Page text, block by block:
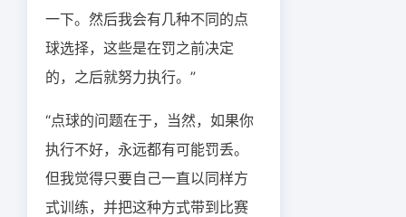
一下。然后我会有几种不同的点
球选择，这些是在罚之前决定
的，之后就努力执行。”
“点球的问题在于，当然，如果你
执行不好，永远都有可能罚丢。
但我觉得只要自己一直以同样方
式训练，并把这种方式带到比赛